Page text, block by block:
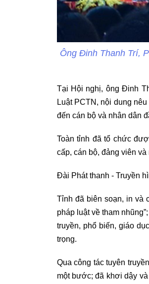
Ông Đinh Thanh Trí,
Tại Hội nghị, ông Đinh
Luật PCTN, nội dung
đến cán bộ và nhân dân
Toàn tỉnh đã tổ chức
cấp, cán bộ, đảng viên
Đài Phát thanh - Truyền
Tỉnh đã biên soạn, in và
pháp luật về tham
truyền, phổ biến, giáo
trọng.
Qua công tác tuyên
một bước; đã khơi dậy